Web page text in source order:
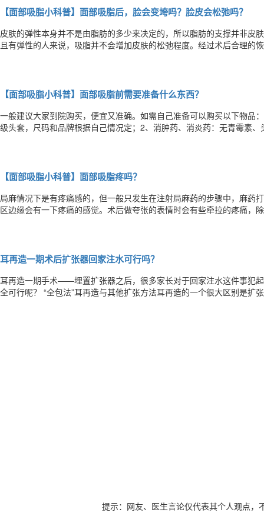
【面部吸脂小科普】面部吸脂后，脸会变垮吗？脸皮会松弛吗？
皮肤的弹性本身并不是由脂肪的多少来决定的，所以脂肪的支撑并非皮
且有弹性的人来说，吸脂并不会增加皮肤的松弛程度。经过术后合理的
【面部吸脂小科普】面部吸脂前需要准备什么东西？
一般建议大家到院购买，便宜又准确。如需自己准备可以购买以下物品
级头套，尺码和品牌根据自己情况定；2、消肿药、消炎药：无青霉素
【面部吸脂小科普】面部吸脂疼吗？
局麻情况下是有疼痛感的，但一般只发生在注射局麻药的步骤中，麻药
区边缘会有一下疼痛的感觉。术后做夸张的表情时会有些牵拉的疼痛，
耳再造一期术后扩张器回家注水可行吗？
耳再造一期手术——埋置扩张器之后，很多家长对于回家注水这件事犯
全可行呢？ “全包法”耳再造与其他扩张方法耳再造的一个很大区别是扩张注水期间患者不需要住院，也不需要患者住在医
提示：网友、医生言论仅代表其个人观点